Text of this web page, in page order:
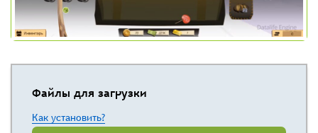
Файлы для загрузки
Как установить?